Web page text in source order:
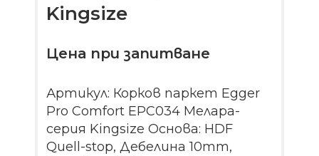
Kingsize
Цена при запитване
Артикул: Корков паркет Egger
Pro Comfort EPC034 Мелара-
серия Kingsize Основа: HDF
Quell-stop, Дебелина 10mm,